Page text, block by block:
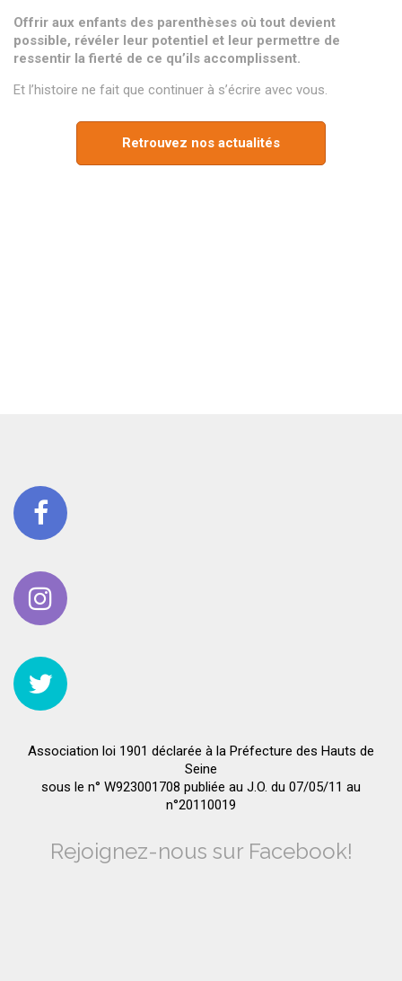
Offrir aux enfants des parenthèses où tout devient
possible, révéler leur potentiel et leur permettre de
ressentir la fierté de ce qu’ils accomplissent.
Et l’histoire ne fait que continuer à s’écrire avec vous.
Retrouvez nos actualités
Association loi 1901 déclarée à la Préfecture des Hauts de
Seine
sous le n° W923001708 publiée au J.O. du 07/05/11 au
n°20110019
Rejoignez-nous sur Facebook!